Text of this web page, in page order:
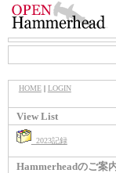
HOME| LOGIN
View List
2023記録
Hammerheadのご案